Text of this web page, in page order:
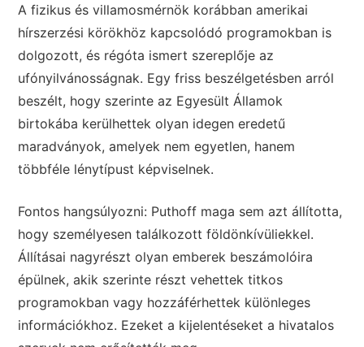
A fizikus és villamosmérnök korábban amerikai
hírszerzési körökhöz kapcsolódó programokban is
dolgozott, és régóta ismert szereplője az
ufónyilvánosságnak. Egy friss beszélgetésben arról
beszélt, hogy szerinte az Egyesült Államok
birtokába kerülhettek olyan idegen eredetű
maradványok, amelyek nem egyetlen, hanem
többféle lénytípust képviselnek.
Fontos hangsúlyozni: Puthoff maga sem azt állította,
hogy személyesen találkozott földönkívüliekkel.
Állításai nagyrészt olyan emberek beszámolóira
épülnek, akik szerinte részt vehettek titkos
programokban vagy hozzáférhettek különleges
információkhoz. Ezeket a kijelentéseket a hivatalos